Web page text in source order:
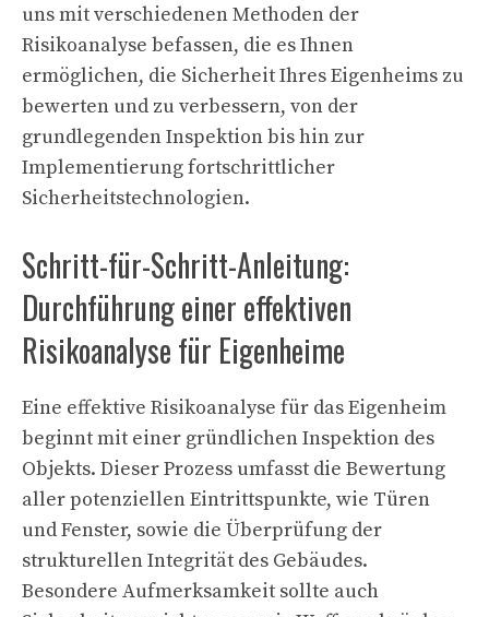
uns mit verschiedenen Methoden der
Risikoanalyse befassen, die es Ihnen
ermöglichen, die Sicherheit Ihres Eigenheims zu
bewerten und zu verbessern, von der
grundlegenden Inspektion bis hin zur
Implementierung fortschrittlicher
Sicherheitstechnologien.
Schritt-für-Schritt-Anleitung:
Durchführung einer effektiven
Risikoanalyse für Eigenheime
Eine effektive Risikoanalyse für das Eigenheim
beginnt mit einer gründlichen Inspektion des
Objekts. Dieser Prozess umfasst die Bewertung
aller potenziellen Eintrittspunkte, wie Türen
und Fenster, sowie die Überprüfung der
strukturellen Integrität des Gebäudes.
Besondere Aufmerksamkeit sollte auch